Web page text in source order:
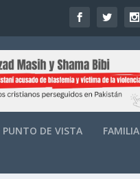
PUNTO DE VISTA FAMILIA